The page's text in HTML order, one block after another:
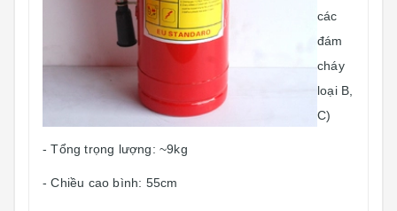
các
đám
cháy
loại B,
C)
- Tổng trọng lượng: ~9kg
- Chiều cao bình: 55cm